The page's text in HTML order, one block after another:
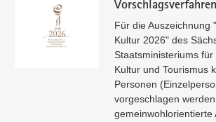
Vorschlagsverfahren
Für die Auszeichnung
Kultur 2026" des
Staatsministeriums für
Kultur und Tourismus
Personen
vorgeschlagen
gemeinwohlorientierte